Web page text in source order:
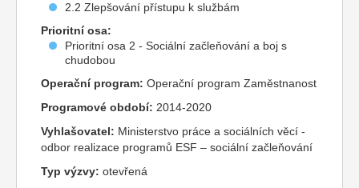
2.2 Zlepšování přístupu k službám
Prioritní osa:
Prioritní osa 2 - Sociální začleňování a boj s
chudobou
Operační program: Operační program Zaměstnanost
Programové období: 2014-2020
Vyhlašovatel: Ministerstvo práce a sociálních věcí -
odbor realizace programů ESF – sociální začleňování
Typ výzvy: otevřená